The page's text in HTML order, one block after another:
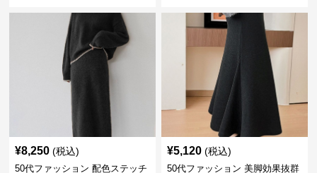
¥8,250 (税込)
50代ファッション 配色ステッチ
¥5,120 (税込)
50代ファッション 美脚効果抜群